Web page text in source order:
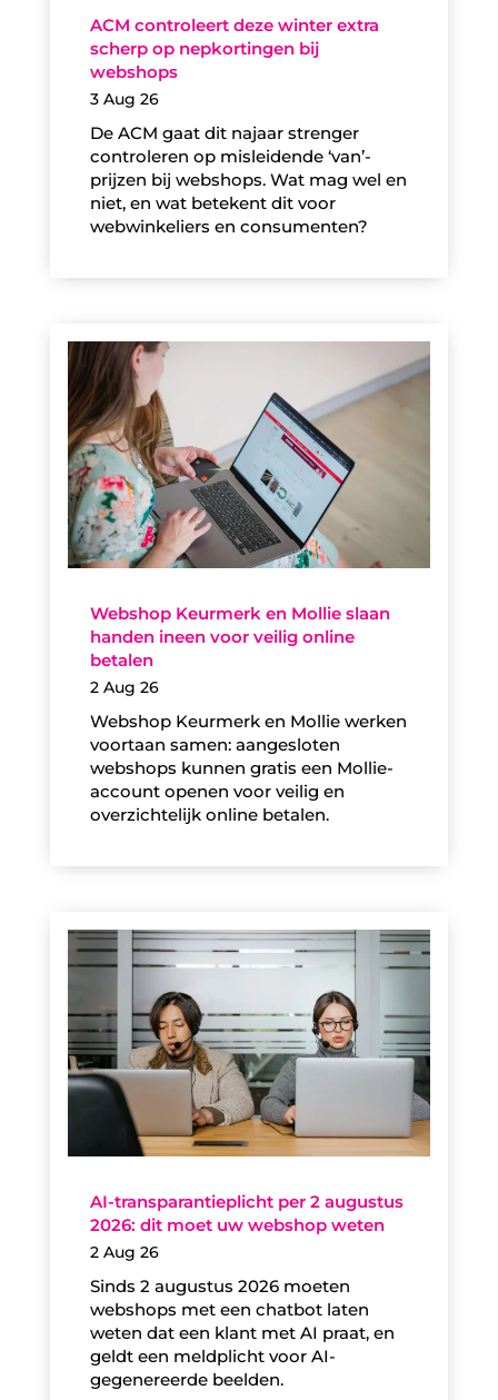
ACM controleert deze winter extra
scherp op nepkortingen bij
webshops
3 Aug 26
De ACM gaat dit najaar strenger
controleren op misleidende ‘van’-
prijzen bij webshops. Wat mag wel en
niet, en wat betekent dit voor
webwinkeliers en consumenten?
Webshop Keurmerk en Mollie slaan
handen ineen voor veilig online
betalen
2 Aug 26
Webshop Keurmerk en Mollie werken
voortaan samen: aangesloten
webshops kunnen gratis een Mollie-
account openen voor veilig en
overzichtelijk online betalen.
AI-transparantieplicht per 2 augustus
2026: dit moet uw webshop weten
2 Aug 26
Sinds 2 augustus 2026 moeten
webshops met een chatbot laten
weten dat een klant met AI praat, en
geldt een meldplicht voor AI-
gegenereerde beelden.